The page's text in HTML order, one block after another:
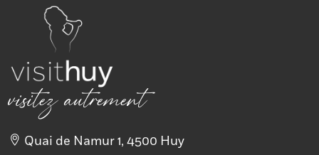
visitez autrement
Quai de Namur 1, 4500 Huy